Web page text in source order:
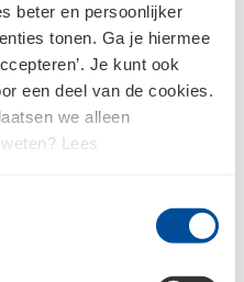
beter en persoonlijker
tonen. Ga je hiermee
Je kunt ook
een deel van de cookies.
we alleen
Lees
Metaal en kunststof
profielen